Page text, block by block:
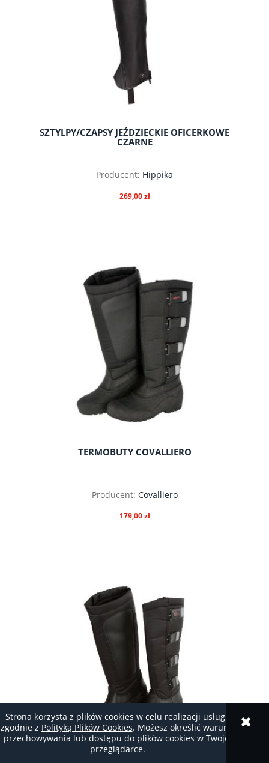
Strona korzysta z plików cookies w celu realizacji usług i
zgodnie z Polityką Plików Cookies. Możesz określić warunki
przechowywania lub dostępu do plików cookies w Twojej
przeglądarce.
SZTYLPY/CZAPSY JEŹDZIECKIE OFICERKOWE
CZARNE
Producent: Hippika
269,00 zł
do koszyka
TERMOBUTY COVALLIERO
Producent: Covalliero
179,00 zł
do koszyka